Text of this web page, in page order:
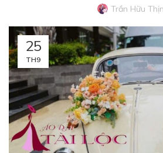
Trần Hữu
25
TH9